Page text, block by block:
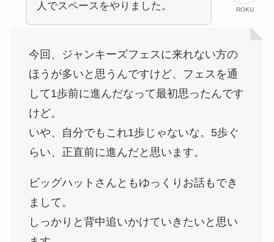
ほうが多いと思うんですけど、フェスを通
して1歩前に進んだなって最初思ったんです
けど。
いや、自分でもこれ1歩じゃないな。5歩ぐ
らい、正直前に進んだと思います。
まして。
しっかりと背中追いかけていきたいと思い
ます。